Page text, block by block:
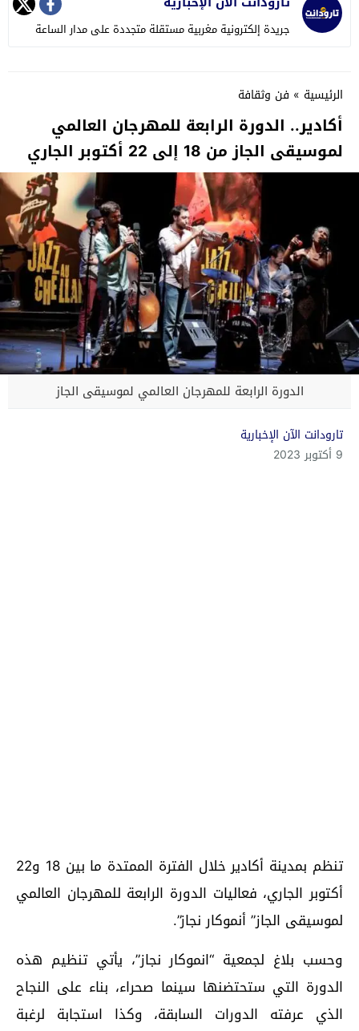
جريدة إلكترونية مغربية مستقلة متجددة على مدار الساعة
الرئيسية » فن وثقافة
أكادير.. الدورة الرابعة للمهرجان العالمي
لموسيقى الجاز من 18 إلى 22 أكتوبر الجاري
الدورة الرابعة للمهرجان العالمي لموسيقى الجاز
تارودانت الآن الإخبارية
9 أكتوبر 2023
تنظم بمدينة أكادير خلال الفترة الممتدة ما بين 18 و22
أكتوبر الجاري، فعاليات الدورة الرابعة للمهرجان العالمي
لموسيقى الجاز” أنموكار نجاز”.
وحسب بلاغ لجمعية “انموكار نجاز”، يأتي تنظيم هذه
الدورة التي ستحتضنها سينما صحراء، بناء على النجاح
الذي عرفته الدورات السابقة، وكذا استجابة لرغبة